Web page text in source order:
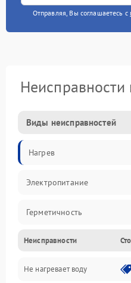
Отправляя, Вы соглашаетесь с
Виды неисправностей
Нагрев
Электропитание
Герметичность
Неисправности
Не нагревает воду